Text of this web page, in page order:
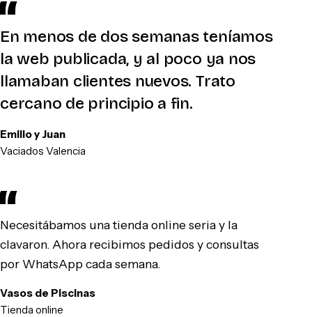
En menos de dos semanas teníamos
la web publicada, y al poco ya nos
llamaban clientes nuevos. Trato
cercano de principio a fin.
Emilio y Juan
Vaciados Valencia
Necesitábamos una tienda online seria y la
clavaron. Ahora recibimos pedidos y consultas
por WhatsApp cada semana.
Vasos de Piscinas
Tienda online